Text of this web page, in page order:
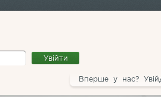
Вперше у нас?